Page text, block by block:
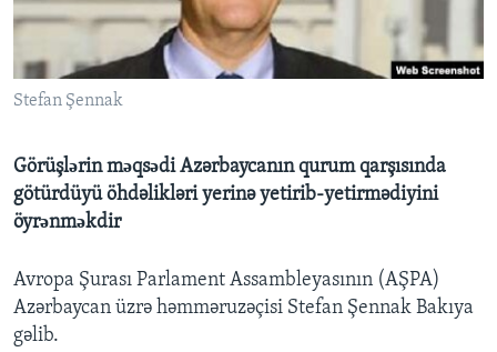
BIZI IZLƏYIN
Dillər
Stefan Şennak
Görüşlәrin mәqsәdi Azərbaycanın qurum qarşısında
götürdüyü öhdəlikləri yerinə yetirib-yetirmədiyini
öyrәnmәkdir
Avropa Şurası Parlament Assambleyasının (AŞPA)
Azərbaycan üzrə həmməruzəçisi Stefan Şennak Bakıya
gəlib.